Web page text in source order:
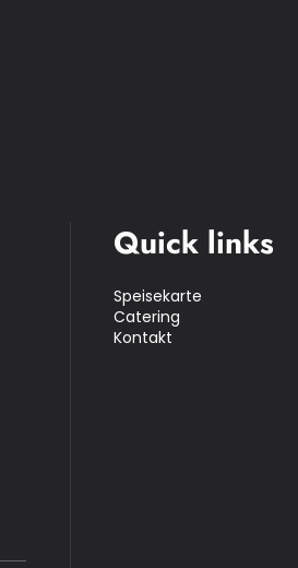
Quick links
Speisekarte
Catering
Kontakt